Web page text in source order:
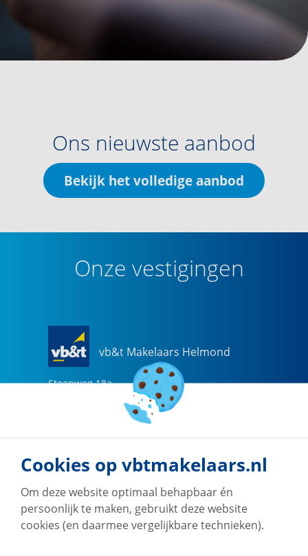
Ons nieuwste aanbod
Bekijk het volledige aanbod
Onze vestigingen
vb&t Makelaars Helmond
Steenweg 18a
helmond@vbtmakelaars.nl
Naar vestiging
Cookies op vbtmakelaars.nl
Om deze website optimaal behapbaar én
persoonlijk te maken, gebruikt deze website
cookies (en daarmee vergelijkbare technieken).